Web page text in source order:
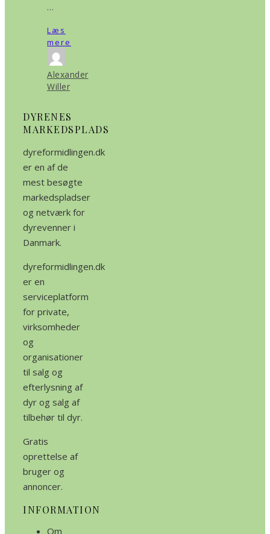
…
Læs
mere
Alexander
Willer
DYRENES
MARKEDSPLADS
dyreformidlingen.dk
er en af de
mest besøgte
markedspladser
og netværk for
dyrevenner i
Danmark.
dyreformidlingen.dk
er en
serviceplatform
for private,
virksomheder
og
organisationer
til salg og
efterlysning af
dyr og salg af
tilbehør til dyr.
Gratis
oprettelse af
bruger og
annoncer.
INFORMATION
Om